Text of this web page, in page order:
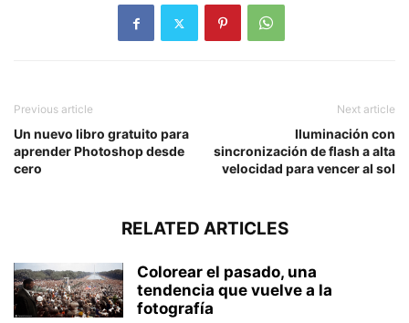
Previous article
Un nuevo libro gratuito para
aprender Photoshop desde
cero
Next article
Iluminación con
sincronización de flash a alta
velocidad para vencer al sol
RELATED ARTICLES
Colorear el pasado, una
tendencia que vuelve a la
fotografía